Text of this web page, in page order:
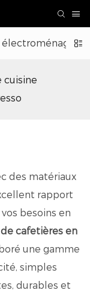
cuisine
des matériaux
rapport
besoins en
cafetières en
une gamme
simples
durables et